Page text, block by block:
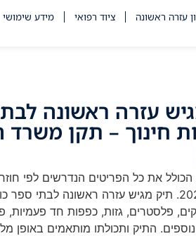
עזרה ראשונה ציוד רפואי מידע שימושי
עזרה ראשונה
חינוך – תקן משרד
את כל הפריטים הנדרשים לפי
החינוך 2024. תיק מגיש עזרה ראשונה לבתי
פלסטרים, גזות, כפפות חד פעמיות,
נוספים. התיק ותכולתו מותאמים באופן